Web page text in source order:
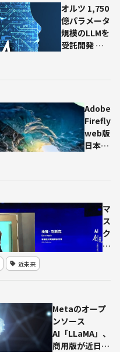
AI 東大
ファン
ドなど
が5.2億
オルツ 1,750
億パラメータ
規模のLLMを
受託開発 よ
Adobe
Firefly
web版
日本語
対応サ
ポート
拡充
マ
ス
ク
氏
ロ
ト
近未来
Metaのオープ
ンソース
AI「LLaMA」、
商用版が近日公